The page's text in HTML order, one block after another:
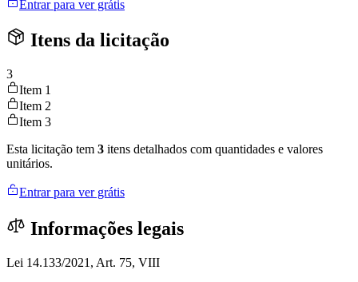
Entrar para ver grátis
Itens da licitação
3
Item 1
Item 2
Item 3
Esta licitação tem 3 itens detalhados com quantidades e valores
unitários.
Entrar para ver grátis
Informações legais
Lei 14.133/2021, Art. 75, VIII